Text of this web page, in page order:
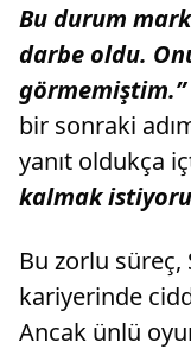
Bu durum
darbe oldu.
görmemiştim.”
bir sonraki
yanıt oldukça
kalmak
Bu zorlu süreç,
kariyerinde
Ancak ünlü